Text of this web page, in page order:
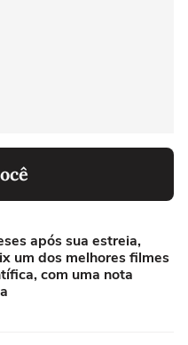
após sua estreia,
um dos melhores filmes
com uma nota